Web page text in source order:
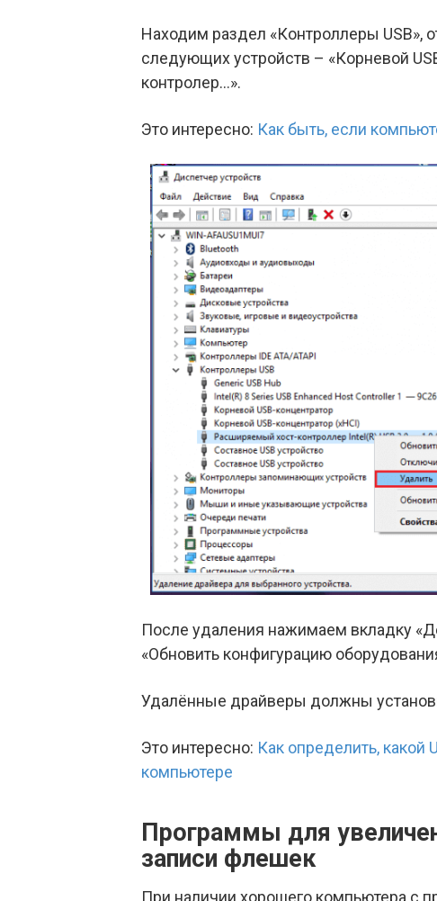
Находим раздел «Контроллеры USB»,
следующих устройств – «Корневой
контролер…».
Это интересно: Как быть, если
После удаления нажимаем вкладку
«Обновить конфигурацию
Удалённые драйверы должны
Это интересно: Как определить, какой
компьютере
Программы для
записи флешек
При наличии хорошего компьютера с